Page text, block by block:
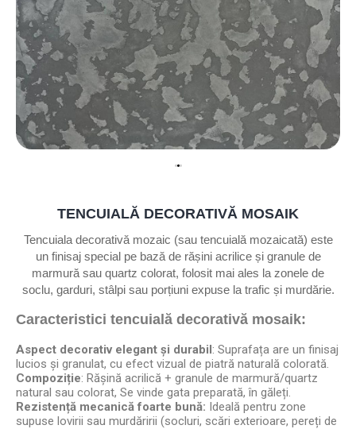
TENCUIALĂ DECORATIVĂ MOSAIK
Tencuiala decorativă mozaic (sau tencuială mozaicată) este
un finisaj special pe bază de rășini acrilice și granule de
marmură sau quartz colorat, folosit mai ales la zonele de
soclu, garduri, stâlpi sau porțiuni expuse la trafic și murdărie.
Caracteristici tencuială decorativă mosaik:
Aspect decorativ elegant și durabil: Suprafața are un finisaj
lucios și granulat, cu efect vizual de piatră naturală colorată.
Compoziție: Rășină acrilică + granule de marmură/quartz
natural sau colorat, Se vinde gata preparată, în găleți.
Rezistență mecanică foarte bună: Ideală pentru zone
supuse lovirii sau murdăririi (socluri, scări exterioare, pereți de